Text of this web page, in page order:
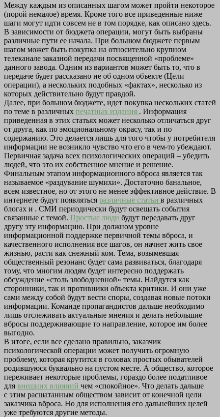
Между каждым из описанных шагом может пройти некоторое
(порой немалое) время. Кроме того все приведенные ниже
шаги могут идти совсем не в том порядке, как описано здесь.
В зависимости от бюджета операции, могут быть выбраны
различные пути ее начала. При большом бюджете первым
шагом может быть покупка на относительно крупном
телеканале заказной передачи посвященной «проблеме»
данного завода. Одним из вариантов может быть то, что в
передаче будет рассказано не об одном объекте (Цели
операции), а нескольких подобных «фактах», несколько из
которых действительно будут правдой.
Далее, при большом бюджете, идет покупка нескольких статей
по теме в различных печатных издания . Информация
приведенная в этих статьях может несколько отличаться друг
от друга, как по эмоциональному окрасу, так и по
содержанию. Это делается лишь для того чтобы у потребителя
информации не возникло чувство что его в чем-то убеждают.
Первичная задача всех психологических операций – убедить
людей, что это их собственное мнение и решение.
Финальным этапом информационного вброса является так
называемое «раздувание шумихи». Достаточно банальное,
всем известное, но от этого не менее эффективное действие. В
интернете будут появляться различные статьи в различных
блогах и . СМИ периодически будут освещать события
связанные с темой. Простые люди будут передавать друг
другу эту информацию. При должном уровне
информационной поддержке первичной темы вброса, и
качественного исполнения все шагов, он начнет жить свое
жизнью, расти как снежный ком. Тема, возымевшая
общественный резонанс будет сама развиваться, благодаря
тому, что многим людям будет интересно поддержать
обсуждение «столь злободневной» темы. Найдутся как
сторонники, так и противники объекта критики. И они уже
сами между собой будут вести споры, создавая новые потоки
информации. Команде пропагандистов дальше необходимо
лишь отслеживать актуальные мнения и делать небольшие
вбросы поддерживающие то направление, которое им более
выгодно.
В итоге, если все сделано правильно, заказчик
психологической операции может получить огромную
проблему, которая крутится в головах простых обывателей
родившуюся буквально на пустом месте. А общество, которое
переживает некоторые проблемы, гораздо более податливое
для внешних влияний чем «спокойное». Что делать дальше
с этим расшатанным обществом зависит от конечной цели
заказчика вброса. Но для исполнения его дальнейших целей
уже требуются другие методы.